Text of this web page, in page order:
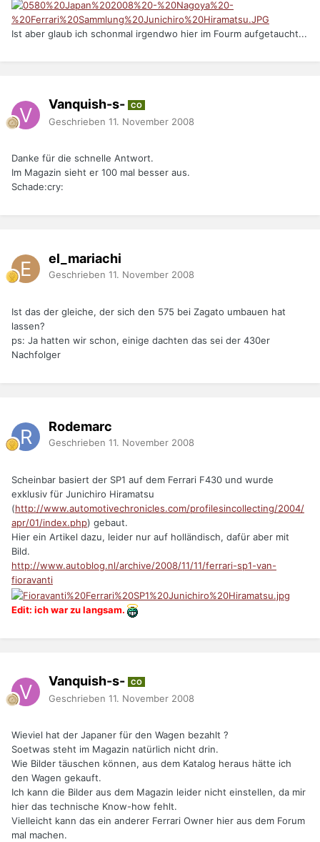
Ist aber glaub ich schonmal irgendwo hier im Fourm aufgetaucht...
Vanquish-s- CO
Geschrieben 11. November 2008
Danke für die schnelle Antwort.
Im Magazin sieht er 100 mal besser aus.
Schade:cry:
el_mariachi
Geschrieben 11. November 2008
Ist das der gleiche, der sich den 575 bei Zagato umbauen hat
lassen?
ps: Ja hatten wir schon, einige dachten das sei der 430er
Nachfolger
Rodemarc
Geschrieben 11. November 2008
Scheinbar basiert der SP1 auf dem Ferrari F430 und wurde
exklusiv für Junichiro Hiramatsu
(http://www.automotivechronicles.com/profilesincollecting/2004/
apr/01/index.php) gebaut.
Hier ein Artikel dazu, leider nur auf holländisch, dafür aber mit
Bild.
http://www.autoblog.nl/archive/2008/11/11/ferrari-sp1-van-
fioravanti
Edit: ich war zu langsam.
Vanquish-s- CO
Geschrieben 11. November 2008
Wieviel hat der Japaner für den Wagen bezahlt ?
Soetwas steht im Magazin natürlich nicht drin.
Wie Bilder täuschen können, aus dem Katalog heraus hätte ich
den Wagen gekauft.
Ich kann die Bilder aus dem Magazin leider nicht einstellen, da mir
hier das technische Know-how fehlt.
Vielleicht kann das ein anderer Ferrari Owner hier aus dem Forum
mal machen.